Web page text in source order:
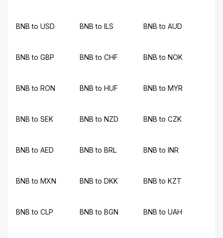
BNB to USD BNB to ILS BNB to AUD
BNB to GBP BNB to CHF BNB to NOK
BNB to RON BNB to HUF BNB to MYR
BNB to SEK BNB to NZD BNB to CZK
BNB to AED BNB to BRL BNB to INR
BNB to MXN BNB to DKK BNB to KZT
BNB to CLP BNB to BGN BNB to UAH